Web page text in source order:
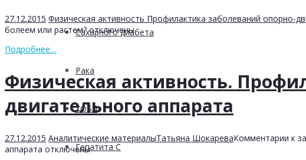
Сахарного диабета
Рака
ХОБЛ
Гепатита С
27.12.2015 Физическая активность Профилактика заболеваний опорно-
болеем или растем?отключены
Подробнее…
Физическая активность.
двигательного аппарата
27.12.2015 Аналитические материалыТатьяна ШокареваКомментарии к
аппарата отключены